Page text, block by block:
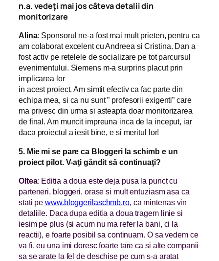
n.a. vedeţi mai jos câteva detalii din
monitorizare
Alina: Sponsorul ne-a fost mai mult prieten, pentru ca
am colaborat excelent cu Andreea si Cristina. Dan a
fost activ pe retelele de socializare pe tot parcursul
evenimentului. Siemens m-a surprins placut prin
implicarea lor
in acest proiect. Am simtit efectiv ca fac parte din
echipa mea, si ca nu sunt ” profesorii exigenti” care
ma privesc din urma si asteapta doar monitorizarea
de final. Am muncit impreuna inca de la inceput, iar
daca proiectul a iesit bine, e si meritul lor!
5. Mie mi se pare ca Bloggeri la schimb e un
proiect pilot. V-aţi gândit să continuaţi?
Oltea: Editia a doua este deja pusa la punct cu
parteneri, bloggeri, orase si mult entuziasm asa ca
stati pewww.bloggerilaschmb.ro, ca mintenas vin
detaliile. Daca dupa editia a doua tragem linie si
iesim pe plus (si acum nu ma refer la bani, ci la
reactii), e foarte posibil sa continuam. O sa vedem ce
va fi, eu una imi doresc foarte tare ca si alte companii
sa se arate la fel de deschise pe cum s-a aratat